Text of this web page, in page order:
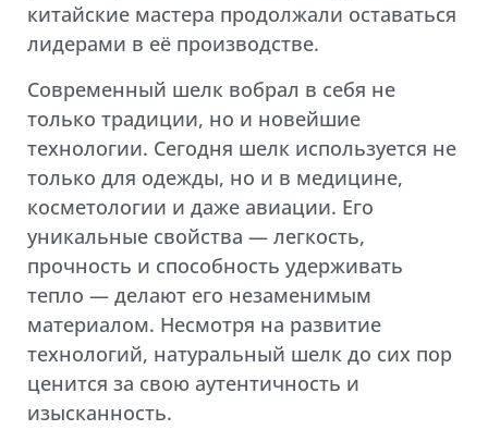
китайские мастера продолжали оставаться
лидерами в её производстве.
Современный шелк вобрал в себя не
только традиции, но и новейшие
технологии. Сегодня шелк используется не
только для одежды, но и в медицине,
косметологии и даже авиации. Его
уникальные свойства — легкость,
прочность и способность удерживать
тепло — делают его незаменимым
материалом. Несмотря на развитие
технологий, натуральный шелк до сих пор
ценится за свою аутентичность и
изысканность.